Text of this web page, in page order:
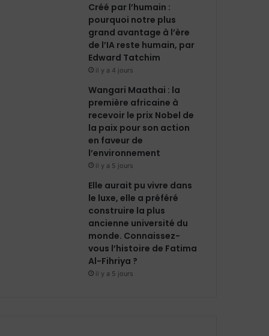
Créé par l’humain :
pourquoi notre plus
grand avantage à l’ère
de l’IA reste humain, par
Edward Tatchim
il y a 4 jours
Wangari Maathai : la
première africaine à
recevoir le prix Nobel de
la paix pour son action
en faveur de
l’environnement
il y a 5 jours
Elle aurait pu vivre dans
le luxe, elle a préféré
construire la plus
ancienne université du
monde. Connaissez-
vous l’histoire de Fatima
Al-Fihriya ?
il y a 5 jours